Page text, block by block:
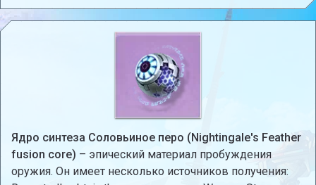
Ядро синтеза Соловьиное перо (Nightingale's Feather
fusion core) – эпический материал пробуждения
оружия. Он имеет несколько источников получения: